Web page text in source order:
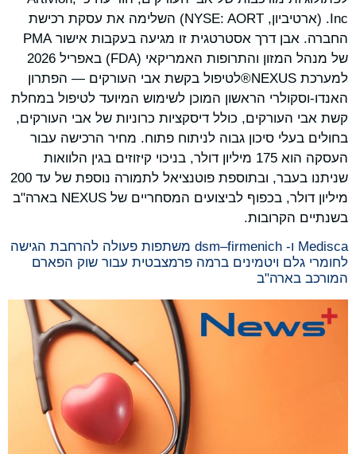
Inc. (ארטיביון, NYSE: AORT) השלימה את עסקת רכישת
החברה. אבן דרך אסטרטגית זו מגיעה בעקבות אישור PMA
של מנהל המזון והתרופות האמריקאי (FDA) באפריל 2026
למערכת NEXUS®לטיפול בקשת אבי העורקים — הפתרון
האנדו-וסקולרי הראשון המוכן לשימוש המיועד לטיפול במחלת
קשת אבי העורקים, כולל דיסקציות כרוניות של אבי העורקים,
בחולים בעלי סיכון גבוה לניתוח פתוח. מחיר הרכישה עבור
העסקה הוא 175 מיליון דולר, בניכוי קיזוזים בגין הלוואות
שניתנו בעבר, ובתוספת פוטנציאל לתמורה נוספת של עד 200
מיליון דולר, בכפוף לביצועים המסחריים של NEXUS בארה"ב
בשנתיים הקרובות.
Medisca ו- dsm–firmenich משתפות פעולה להרחבת הגישה
לחומרי גלם ויטמינים ברמה פרמצבטית עבור שוק הפארם
המורכב בארה"ב